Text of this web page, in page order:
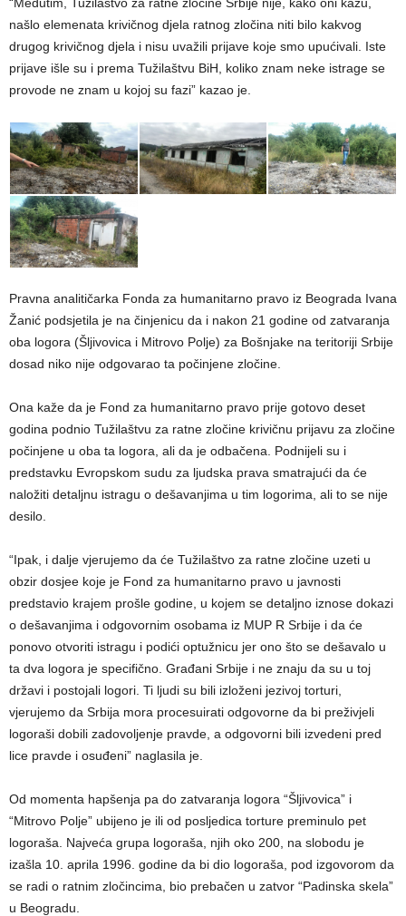
našlo elemenata krivičnog djela ratnog zločina niti bilo kakvog
drugog krivičnog djela i nisu uvažili prijave koje smo upućivali. Iste
prijave išle su i prema Tužilaštvu BiH, koliko znam neke istrage se
provode ne znam u kojoj su fazi” kazao je.
Pravna analitičarka Fonda za humanitarno pravo iz Beograda Ivana
Žanić podsjetila je na činjenicu da i nakon 21 godine od zatvaranja
oba logora (Šljivovica i Mitrovo Polje) za Bošnjake na teritoriji Srbije
dosad niko nije odgovarao ta počinjene zločine.
Ona kaže da je Fond za humanitarno pravo prije gotovo deset
godina podnio Tužilaštvu za ratne zločine krivičnu prijavu za zločine
počinjene u oba ta logora, ali da je odbačena. Podnijeli su i
predstavku Evropskom sudu za ljudska prava smatrajući da će
naložiti detaljnu istragu o dešavanjima u tim logorima, ali to se nije
desilo.
“Ipak, i dalje vjerujemo da će Tužilaštvo za ratne zločine uzeti u
obzir dosjee koje je Fond za humanitarno pravo u javnosti
predstavio krajem prošle godine, u kojem se detaljno iznose dokazi
o dešavanjima i odgovornim osobama iz MUP R Srbije i da će
ponovo otvoriti istragu i podići optužnicu jer ono što se dešavalo u
ta dva logora je specifično. Građani Srbije i ne znaju da su u toj
državi i postojali logori. Ti ljudi su bili izloženi jezivoj torturi,
vjerujemo da Srbija mora procesuirati odgovorne da bi preživjeli
logoraši dobili zadovoljenje pravde, a odgovorni bili izvedeni pred
lice pravde i osuđeni” naglasila je.
Od momenta hapšenja pa do zatvaranja logora “Šljivovica” i
“Mitrovo Polje” ubijeno je ili od posljedica torture preminulo pet
logoraša. Najveća grupa logoraša, njih oko 200, na slobodu je
izašla 10. aprila 1996. godine da bi dio logoraša, pod izgovorom da
se radi o ratnim zločincima, bio prebačen u zatvor “Padinska skela”
u Beogradu.